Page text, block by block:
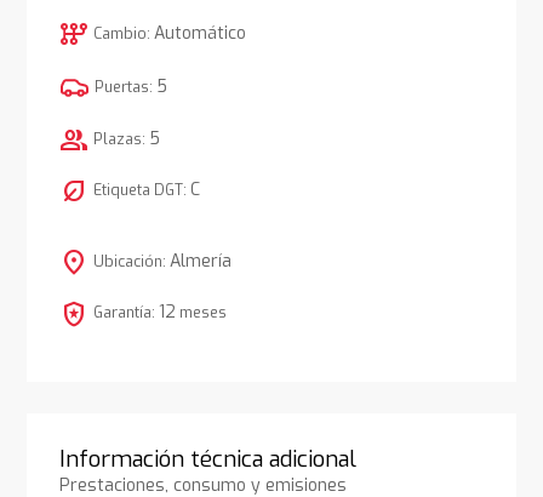
auto_transmission Cambio: Automático
Puertas: 5
group Plazas: 5
nest_eco_leaf Etiqueta DGT: C
location_on Ubicación: Almería
local_police Garantía: 12 meses
Información técnica adicional
Prestaciones, consumo y emisiones